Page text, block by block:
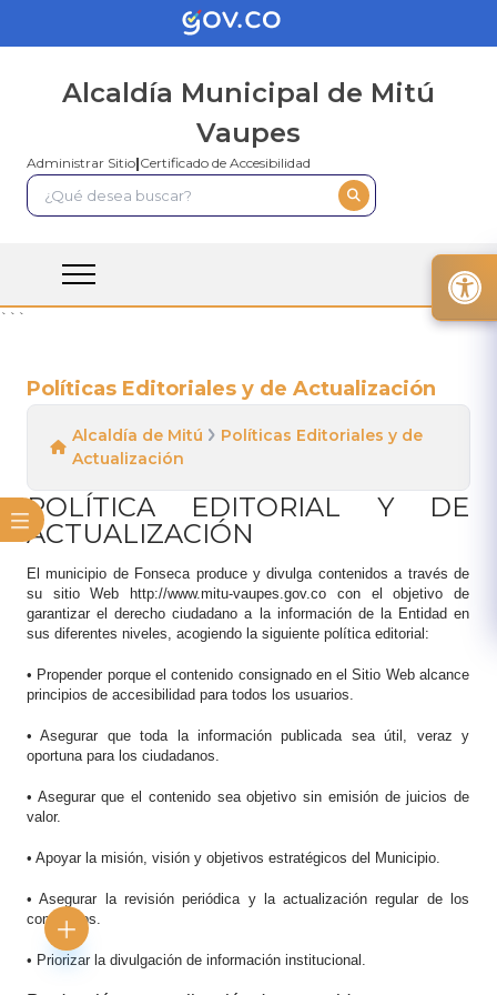
Alcaldía Municipal de Mitú
Vaupes
Administrar Sitio|Certificado de Accesibilidad
```
Políticas Editoriales y de Actualización
Alcaldía de Mitú
Políticas Editoriales y de
Actualización
POLÍTICA EDITORIAL Y DE
ACTUALIZACIÓN
El municipio de Fonseca produce y divulga contenidos a través de
su sitio Web http://www.mitu-vaupes.gov.co con el objetivo de
garantizar el derecho ciudadano a la información de la Entidad en
sus diferentes niveles, acogiendo la siguiente política editorial:
• Propender porque el contenido consignado en el Sitio Web alcance
principios de accesibilidad para todos los usuarios.
• Asegurar que toda la información publicada sea útil, veraz y
oportuna para los ciudadanos.
• Asegurar que el contenido sea objetivo sin emisión de juicios de
valor.
• Apoyar la misión, visión y objetivos estratégicos del Municipio.
• Asegurar la revisión periódica y la actualización regular de los
contenidos.
• Priorizar la divulgación de información institucional.